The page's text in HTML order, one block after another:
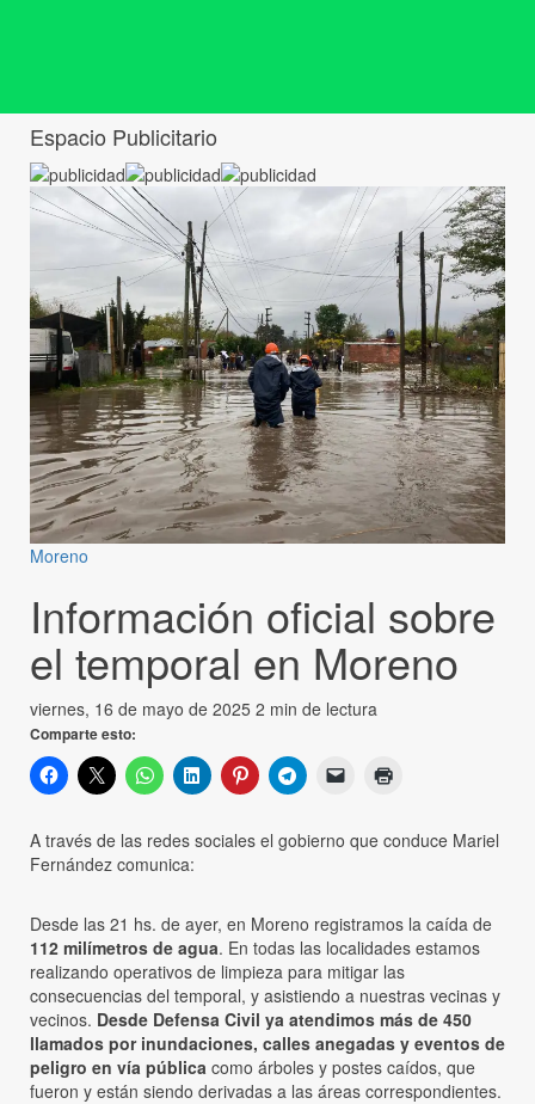
Espacio Publicitario
Moreno
Información oficial sobre
el temporal en Moreno
viernes, 16 de mayo de 2025 2 min de lectura
Comparte esto:
A través de las redes sociales el gobierno que conduce Mariel
Fernández comunica:
Desde las 21 hs. de ayer, en Moreno registramos la caída de
112 milímetros de agua. En todas las localidades estamos
realizando operativos de limpieza para mitigar las
consecuencias del temporal, y asistiendo a nuestras vecinas y
vecinos. Desde Defensa Civil ya atendimos más de 450
llamados por inundaciones, calles anegadas y eventos de
peligro en vía pública como árboles y postes caídos, que
fueron y están siendo derivadas a las áreas correspondientes.